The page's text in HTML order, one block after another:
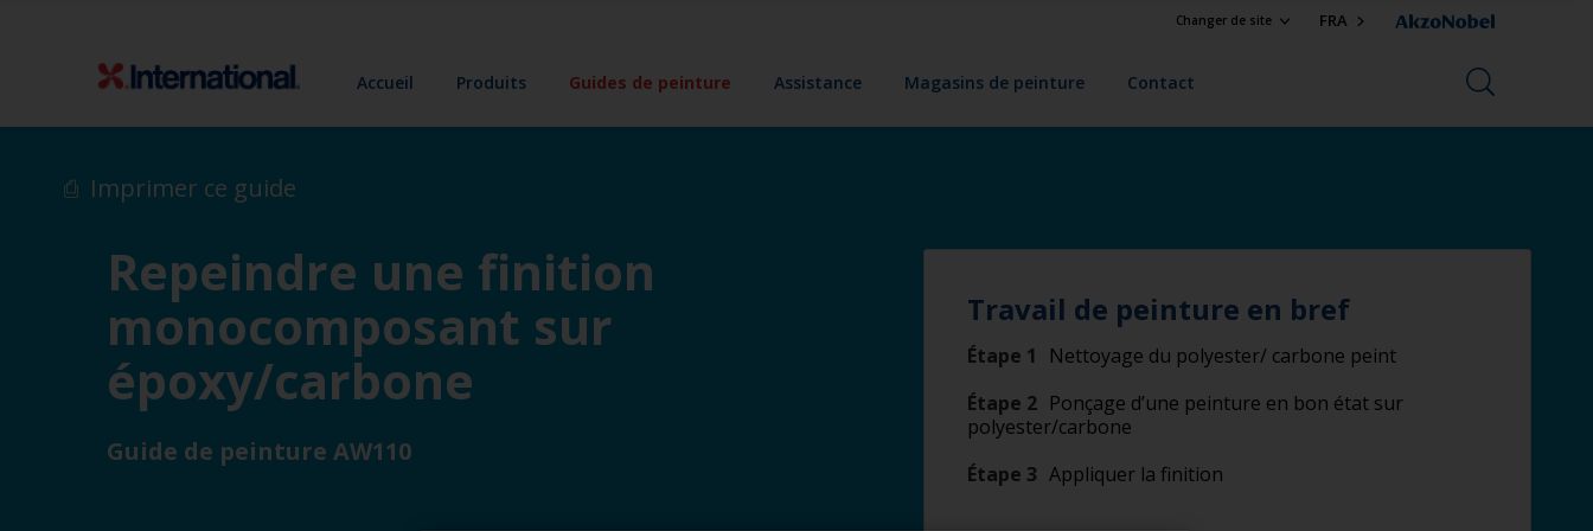
Changer de site FRA
Accueil Produits Guides de peinture Assistance Magasins de peinture Contact
Imprimer ce guide
Repeindre une finition
monocomposant sur
époxy/carbone
Guide de peinture AW110
Travail de peinture en bref
Étape 1
Nettoyage du polyester/ carbone peint
Étape 2 Ponçage d’une peinture en bon état sur
polyester/carbone
Étape 3 Appliquer la finition